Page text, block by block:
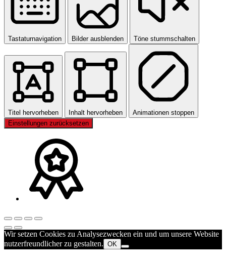
Tastaturnavigation Bilder ausblenden Töne stummschalten
Titel hervorheben Inhalt hervorheben
Animationen stoppen
Einstellungen zurücksetzen
Wir setzen Cookies zu Analysezwecken ein und um unsere Website
nutzerfreundlicher zu gestalten. OK